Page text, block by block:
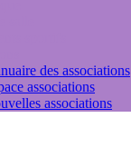
des associations
associations
associations